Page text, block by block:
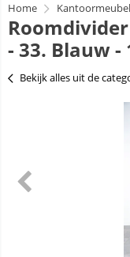
Home
- 33. Blauw
Bekijk alles uit de